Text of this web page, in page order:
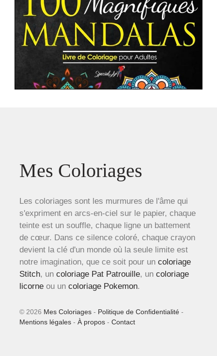
Mes Coloriages
Les coloriages sont les murmures de l'âme qui
s'expriment en arcs-en-ciel sur le papier, chaque
teinte est un souffle, chaque ligne un battement
de cœur. Dans ce silence coloré, chaque crayon
devient la clé d'un monde où la seule limite est
notre imagination, que ce soit pour un coloriage
Stitch, un coloriage Pat Patrouille, un coloriage
licorne ou un coloriage Pokemon.
© 2026 Mes Coloriages - Politique de Confidentialité -
Mentions légales - À propos - Contact